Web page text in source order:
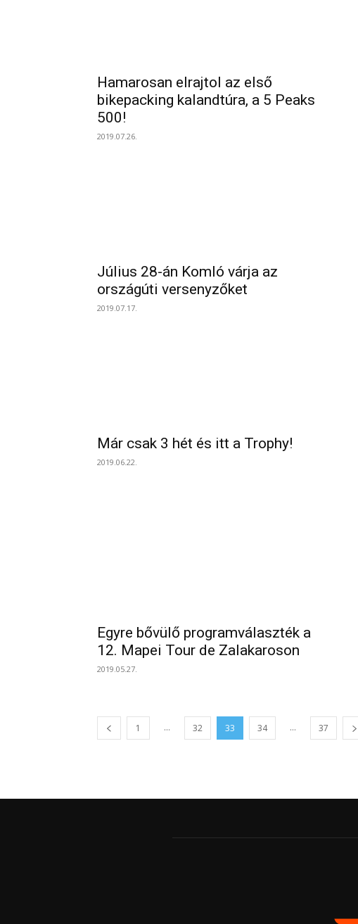
Hamarosan elrajtol az első
bikepacking kalandtúra, a 5 Peaks
500!
2019.07.26.
Július 28-án Komló várja az
országúti versenyzőket
2019.07.17.
Már csak 3 hét és itt a Trophy!
2019.06.22.
Egyre bővülő programválaszték a
12. Mapei Tour de Zalakaroson
2019.05.27.
1 ... 32 33 34 ... 37